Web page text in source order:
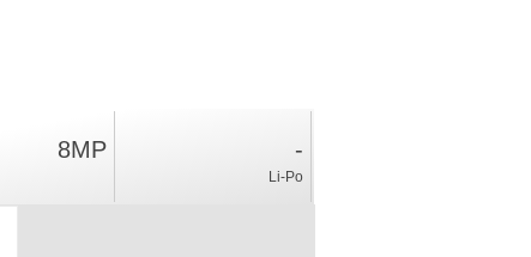
8MP -
Li-Po